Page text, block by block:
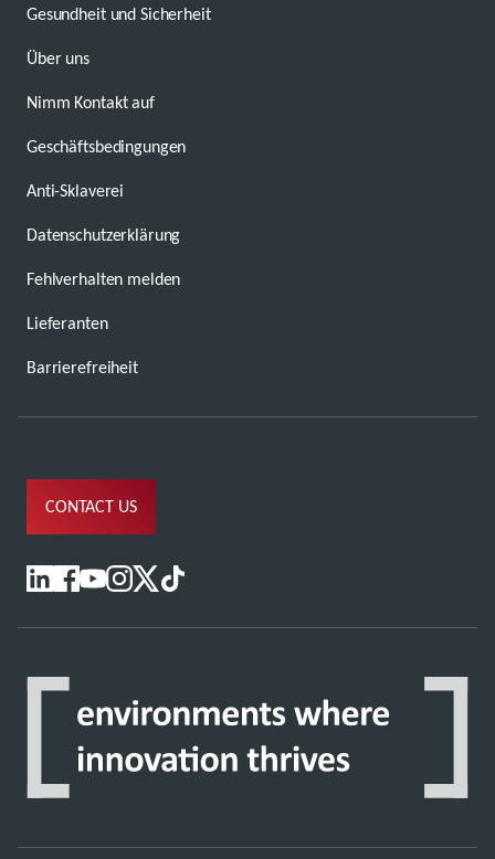
Gesundheit und Sicherheit
Über uns
Nimm Kontakt auf
Geschäftsbedingungen
Anti-Sklaverei
Datenschutzerklärung
Fehlverhalten melden
Lieferanten
Barrierefreiheit
CONTACT US